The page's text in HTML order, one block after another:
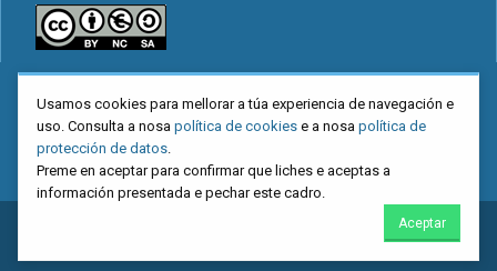
Mapa web
. Confederación Intersindical Galega - Miguel Ferro Caaveiro
Usamos cookies para mellorar a túa experiencia de navegación e
uso. Consulta a nosa política de cookies e a nosa política de
protección de datos
Preme en aceptar para confirmar que liches e aceptas a
información presentada e pechar este cadro.
Aceptar